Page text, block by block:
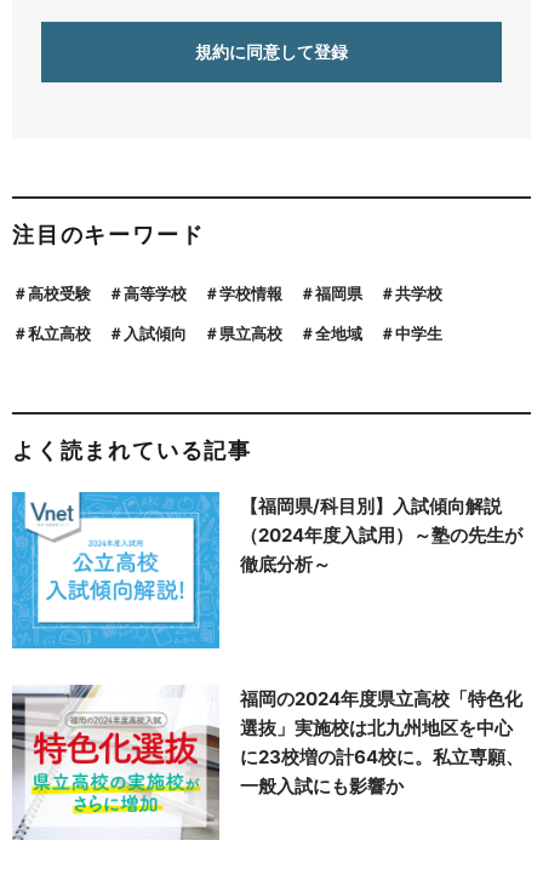
注目のキーワード
高校受験 高等学校 学校情報 福岡県 共学校
私立高校 入試傾向 県立高校 全地域 中学生
よく読まれている記事
【福岡県/科目別】入試傾向解説
（2024年度入試用）～塾の先生が
徹底分析～
福岡の2024年度県立高校「特色化
選抜」実施校は北九州地区を中心
に23校増の計64校に。私立専願、
一般入試にも影響か